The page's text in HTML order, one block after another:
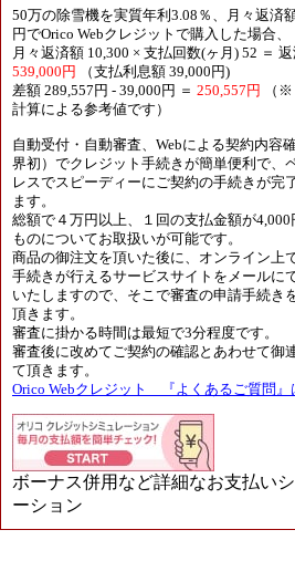
50万の除雪機を実質年利3.08％、月々返済
円でOrico Webクレジットで購入した場合、
月々返済額 10,300 × 支払回数(ヶ月) 52 ＝
539,000円
（支払利息額 39,000円)
差額 289,557円 - 39,000円 ＝ 250,557円
（※
計算による参考値です）
自動受付・自動審査、Webによる契約内容
界初）でクレジット手続きが簡単便利で、
レスでスピーディーにご契約の手続きが完
ます。
総額で４万円以上、１回の支払金額が4,000
ものについてお取扱いが可能です。
商品の御注文を頂いた後に、オンライン上
手続きが行えるサービスサイトをメールに
いたしますので、そこで審査の申請手続き
頂きます。
審査に掛かる時間は最短で3分程度です。
審査後に改めてご契約の確認とあわせて御
て頂きます。
Orico Webクレジット 『よくあるご質問』
ボーナス併用など詳細なお支払い
ーション